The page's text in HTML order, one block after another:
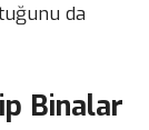
da
Binalar